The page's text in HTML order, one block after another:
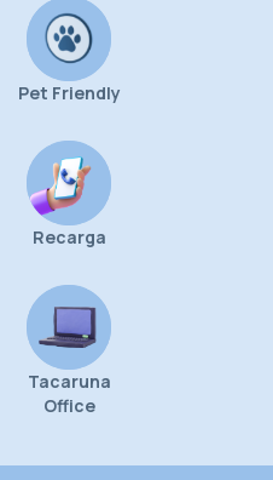
Pet Friendly
Recarga
Tacaruna
Office